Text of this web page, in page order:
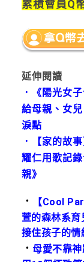
累積會員Q
延伸閱讀
．《陽光女
給母親、女
淚點
．【家的故
耀仁用歌記
親》
．
【Cool
萱的森林系
接住孩子的情
． 母愛不靠